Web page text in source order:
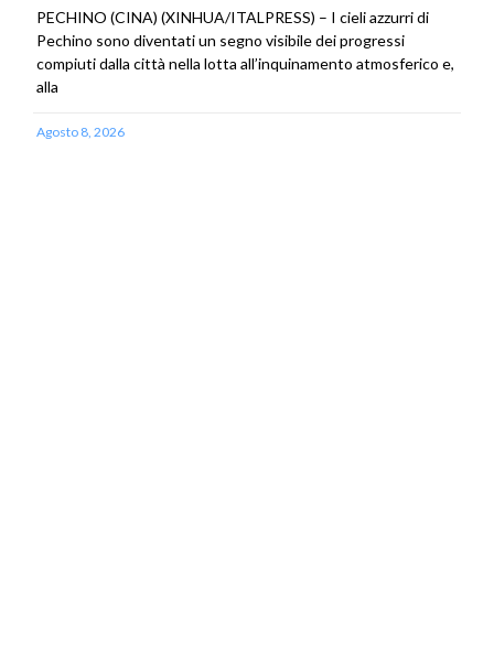
PECHINO (CINA) (XINHUA/ITALPRESS) – I cieli azzurri di
Pechino sono diventati un segno visibile dei progressi
compiuti dalla città nella lotta all’inquinamento atmosferico e,
alla
Agosto 8, 2026